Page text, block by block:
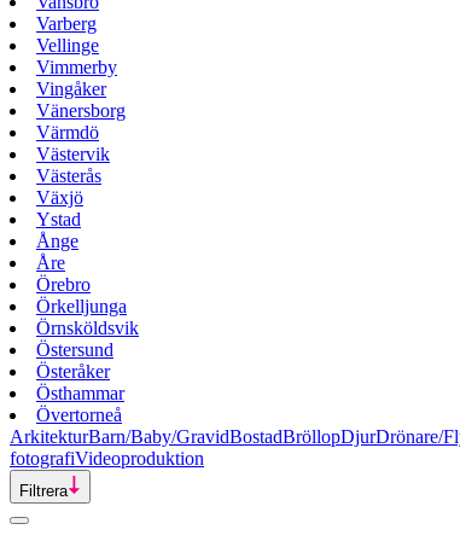
Varberg
Vellinge
Vimmerby
Vingåker
Vänersborg
Värmdö
Västervik
Västerås
Växjö
Ystad
Ånge
Åre
Örebro
Örkelljunga
Örnsköldsvik
Östersund
Österåker
Östhammar
Övertorneå
ArkitekturBarn/Baby/GravidBostadBröllopDjurDrönare/
fotografiVideoproduktion
Filtrera